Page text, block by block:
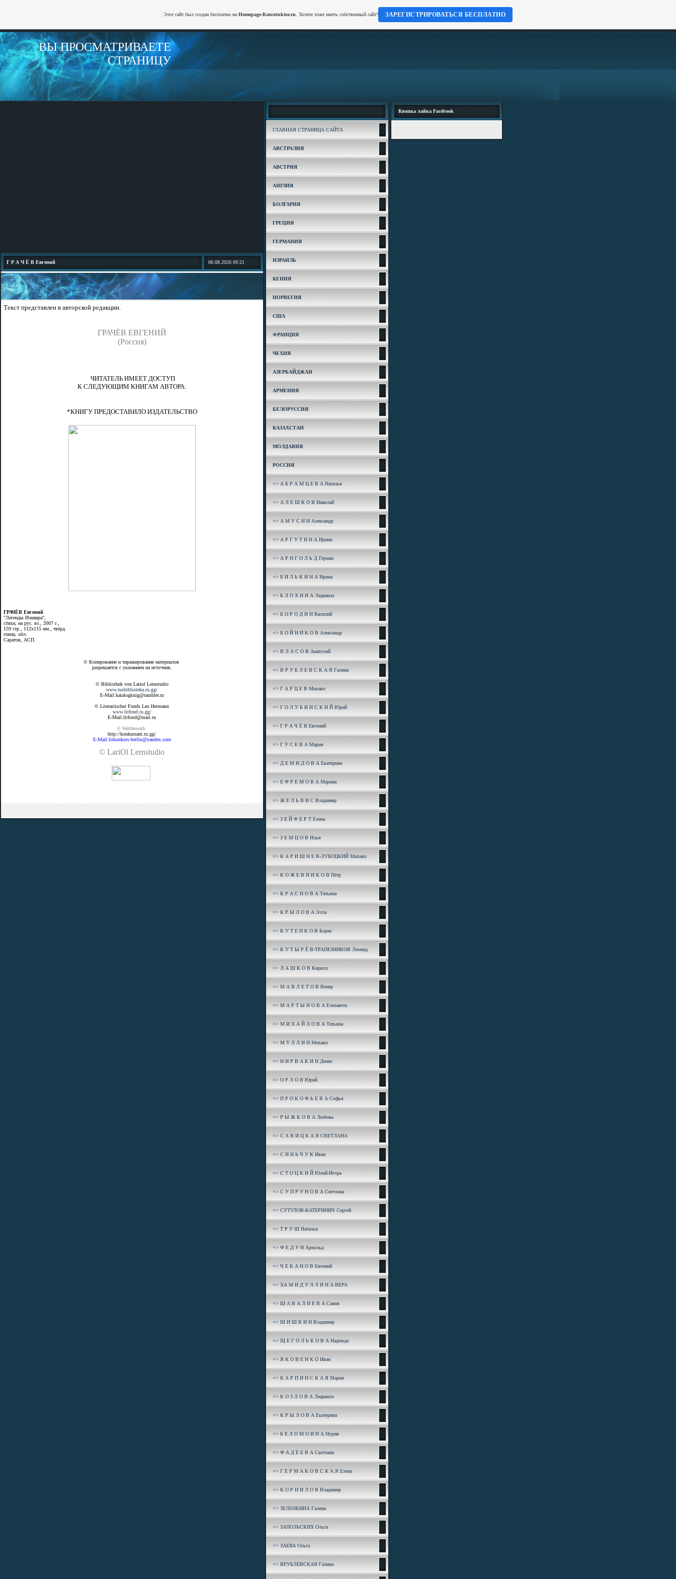
ВЫ ПРОСМАТРИВАЕТЕ
СТРАНИЦУ
Г Р А Ч Ё В Евгений 06.08.2026 09:21
Текст представлен в авторской редакции.
ГРАЧЁВ ЕВГЕНИЙ
(Россия)
ЧИТАТЕЛЬ ИМЕЕТ ДОСТУП
К СЛЕДУЮЩИМ КНИГАМ АВТОРА:
*КНИГУ ПРЕДОСТАВИЛО ИЗДАТЕЛЬСТВО
ГРАЧЁВ Евгений
"Легенды Изнаира",
стихи, на рус. яз., 2007 г.,
159 стр., 112х115 мм., твёрд.
глянц. обл.
Саратов, АСП.
© Копирование и тиражирование материалов
разрешается с указанием на источник.
© Bibliothek von Lariol Lernstudio
www.rusbiblioteka.ru.gg/
E-Mail:katalogknig@rambler.ru
© Literariischer Fonds Leo Hermann
www.litfond.ru.gg/
E-Mail:litfond@mail.ru
© Wettbewerb
http://konkursant.ru.gg/
E-Mail:litkonkurs-berlin@yandex.com
© LariOl Lernstudio
ГЛАВНАЯ СТРАНИЦА САЙТА
АВСТРАЛИЯ
АВСТРИЯ
АНГЛИЯ
БОЛГАРИЯ
ГРЕЦИЯ
ГЕРМАНИЯ
ИЗРАИЛЬ
КЕНИЯ
НОРВЕГИЯ
США
ФРАНЦИЯ
ЧЕХИЯ
АЗЕРБАЙДЖАН
АРМЕНИЯ
БЕЛОРУССИЯ
КАЗАХСТАН
МОЛДАВИЯ
РОССИЯ
=> А Б Р А М Ц Е В А Наталья
=> А Л Е Ш К О В Николай
=> А М У С И Н Александр
=> А Р Г У Т И Н А Ирина
=> А Р Н Г О Л Ь Д Герман
=> Б И Л Ь К И Н А Ирина
=> Б Л О Х И Н А Людмила
=> Б О Р О Д И Н Василий
=> Б О Й Н И К О В Александр
=> В Л А С О В Анатолий
=> В Р У Б Л Е В С К А Я Галина
=> Г А Р Ц Е В Михаил
=> Г О Л У Б И Н С К И Й Юрий
=> Г Р А Ч Ё В Евгений
=> Г У С Е В А Мария
=> Д Е М И Д О В А Екатерина
=> Е Ф Р Е М О В А Марина
=> Ж Е Л Ь В И С Владимир
=> З Е Й Ф Е Р Т Елена
=> З Е М Ц О В Илья
=> К А Р И Ш Н Е В-ЛУБОЦКИЙ Михаил
=> К О Ж Е В Н И К О В Пётр
=> К Р А С Н О В А Татьяна
=> К Р Ы Л О В А Элла
=> К У Т Е Н К О В Борис
=> К У Т Ы Р Ё В-ТРАПЕЗНИКОВ Леонид
=> Л А Ш К О В Кирилл
=> М А В Л Е Т О В Венер
=> М А Р Т Ы Н О В А Елизавета
=> М И Х А Й Л О В А Татьяна
=> М У Л Л И Н Михаил
=> Н И Р В А К И Н Денис
=> О Р Л О В Юрий
=> П Р О К О Ф Ь Е В А Софья
=> Р Ы Ж К О В А Любовь
=> С А В И Ц К А Я СВЕТЛАНА
=> С И Н Ь Ч У К Иван
=> С Т О Ц К И Й Юлий-Игорь
=> С У П Р У Н О В А Светлана
=> СУТУЛОВ-КАТЕРИНИЧ Сергей
=> Т Р У Ш Наталья
=> Ф Е Д У Н Арнольд
=> Ч Е К А Н О В Евгений
=> ХА М И Д У Л Л И Н А ВЕРА
=> Ш А В А Л И Е В А Сания
=> Ш И Ш К И Н Владимир
=> Щ Е Г О Л Ь К О В А Надежда
=> Я К О В Е Н К О Иван
=> К А Р П И Н С К А Я Мария
=> К О З Л О В А Людмила
=> К Р Ы Л О В А Екатерина
=> Б Е Л О М О И Н А Нурия
=> Ф А Д Е Е В А Светлана
=> Г Е Р М А К О В С К А Я Елена
=> К О Р Н И Л О В Владимир
=> ЗЕЛЕНКИНА Галина
=> ЗАПОЛЬСКИХ Ольга
=> ЗАЕВА Ольга
=> ВРУБЛЕВСКАЯ Галина
Кнопка лайка Facebook
Этот сайт был создан бесплатно на Homepage-Konstruktor.ru . Хотите тоже иметь собственный сайт? ЗАРЕГИСТРИРОВАТЬСЯ БЕСПЛАТНО